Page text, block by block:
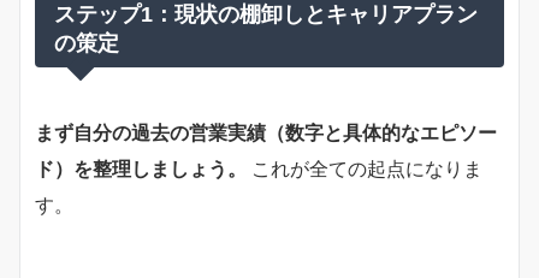
ステップ1：現状の棚卸しとキャリアプラン
の策定
まず自分の過去の営業実績（数字と具体的なエピソー
ド）を整理しましょう。
これが全ての起点になりま
す。